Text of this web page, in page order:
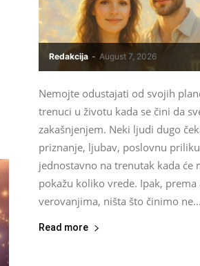
Redakcija - August 7, 2026
Nemojte odustajati od svojih
trenuci u životu kada se čini da
zakašnjenjem. Neki ljudi dugo
priznanje, ljubav, poslovnu
jednostavno na trenutak kada će
pokažu koliko vrede. Ipak,
verovanjima, ništa što činimo ne...
Read more